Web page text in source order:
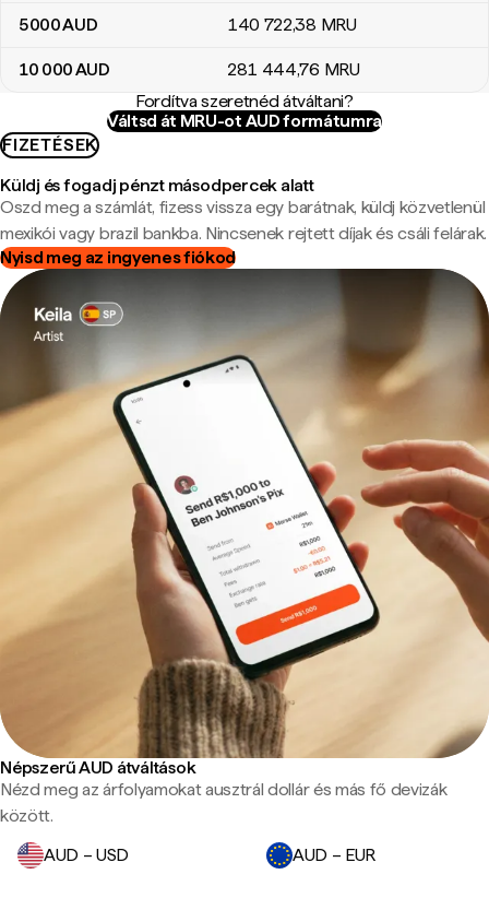
5000AUD 140 722,38 MRU
10 000AUD 281 444,76 MRU
Fordítva szeretnéd átváltani?
Váltsd át MRU-ot AUD formátumra
FIZETÉSEK
Küldj és fogadj pénzt másodpercek alatt
Oszd meg a számlát, fizess vissza egy barátnak, küldj közvetlenül
mexikói vagy brazil bankba. Nincsenek rejtett díjak és csáli felárak.
Nyisd meg az ingyenes fiókod
Népszerű AUD átváltások
Nézd meg az árfolyamokat ausztrál dollár és más fő devizák
között.
AUD – USD
AUD – EUR